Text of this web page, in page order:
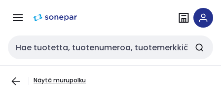
navigointiinsisältöön
Haku
Näytä murupolku